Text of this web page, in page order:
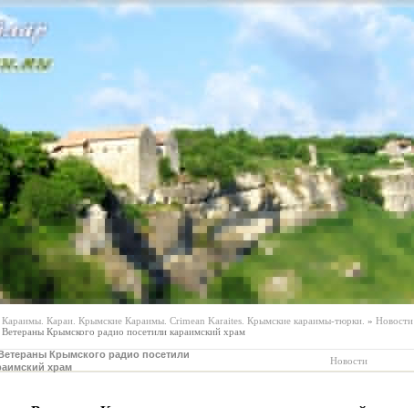
Караимы. Караи. Крымские Караимы. Crimean Karaites. Крымские караимы-тюрки. » Новости
Ветераны Крымского радио посетили караимский храм
Крымского радио посетили
храм
Новости